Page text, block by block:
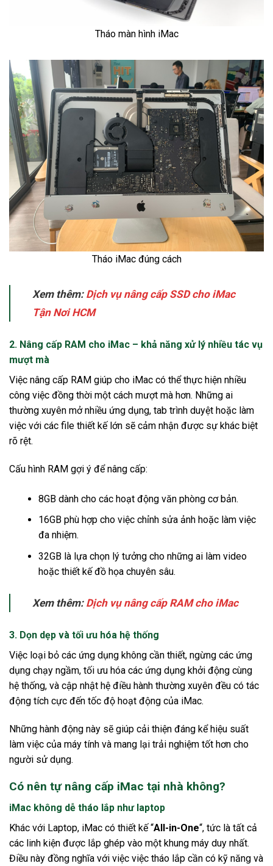
Tháo màn hình iMac
Tháo iMac đúng cách
Xem thêm: Dịch vụ nâng cấp SSD cho iMac
Tận Nơi HCM
2. Nâng cấp RAM cho iMac – khả năng xử lý nhiều tác vụ
mượt mà
Việc nâng cấp RAM giúp cho iMac có thể thực hiện nhiều
công việc đồng thời một cách mượt mà hơn. Những ai
thường xuyên mở nhiều ứng dụng, tab trình duyệt hoặc làm
việc với các file thiết kế lớn sẽ cảm nhận được sự khác biệt
rõ rệt.
Cấu hình RAM gợi ý để nâng cấp:
8GB dành cho các hoạt động văn phòng cơ bản.
16GB phù hợp cho việc chỉnh sửa ảnh hoặc làm việc
đa nhiệm.
32GB là lựa chọn lý tưởng cho những ai làm video
hoặc thiết kế đồ họa chuyên sâu.
Xem thêm: Dịch vụ nâng cấp RAM cho iMac
3. Dọn dẹp và tối ưu hóa hệ thống
Việc loại bỏ các ứng dụng không cần thiết, ngừng các ứng
dụng chạy ngầm, tối ưu hóa các ứng dụng khởi động cùng
hệ thống, và cập nhật hệ điều hành thường xuyên đều có tác
động tích cực đến tốc độ hoạt động của iMac.
Những hành động này sẽ giúp cải thiện đáng kể hiệu suất
làm việc của máy tính và mang lại trải nghiệm tốt hơn cho
người sử dụng.
Có nên tự nâng cấp iMac tại nhà không?
iMac không dễ tháo lắp như laptop
Khác với Laptop, iMac có thiết kế “All-in-One“, tức là tất cả
các linh kiện được lắp ghép vào một khung máy duy nhất.
Điều này đồng nghĩa với việc việc tháo lắp cần có kỹ năng và